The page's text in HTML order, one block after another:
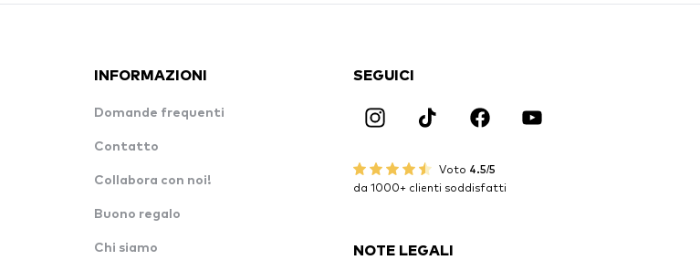
INFORMAZIONI
Domande frequenti
Contatto
Collabora con noi!
Buono regalo
Chi siamo
SEGUICI
Voto 4.5/5
da 1000+ clienti soddisfatti
NOTE LEGALI